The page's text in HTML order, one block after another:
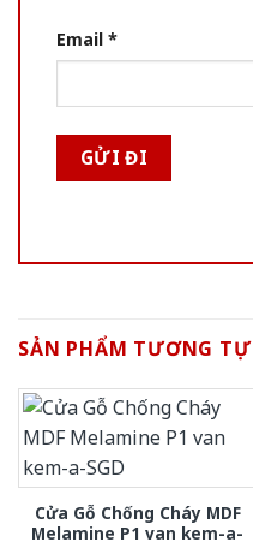
Email *
SẢN PHẨM TƯƠNG TỰ
Cửa Gỗ Chống Cháy MDF
Melamine P1 van kem-a-